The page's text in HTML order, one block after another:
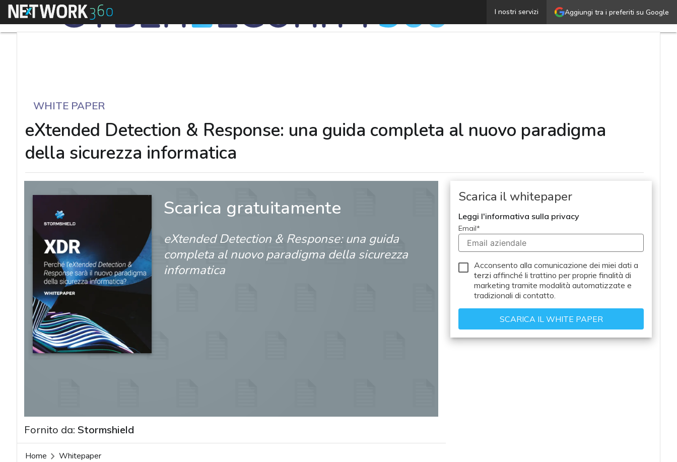
Aggiungi tra i preferiti su Google
I nostri servizi
Menu eXtended Detection & Response: una guida completa
WHITE PAPER
eXtended Detection & Response: una guida completa al nuovo paradigma
della sicurezza informatica
Scarica gratuitamente
eXtended Detection & Response: una guida
completa al nuovo paradigma della sicurezza
informatica
Fornito da: Stormshield
Home Whitepaper
Scarica il whitepaper
Leggi l'informativa sulla privacy
Email*
Acconsento alla comunicazione dei miei dati a
terzi affinché li trattino per proprie finalità di
marketing tramite modalità automatizzate e
tradizionali di contatto.